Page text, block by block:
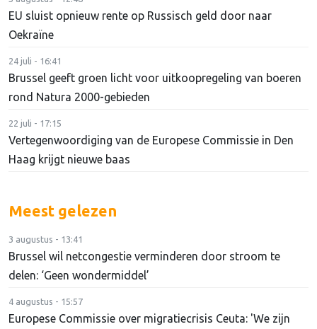
EU sluist opnieuw rente op Russisch geld door naar
Oekraïne
24 juli - 16:41
Brussel geeft groen licht voor uitkoopregeling van boeren
rond Natura 2000-gebieden
22 juli - 17:15
Vertegenwoordiging van de Europese Commissie in Den
Haag krijgt nieuwe baas
Meest gelezen
3 augustus - 13:41
Brussel wil netcongestie verminderen door stroom te
delen: ‘Geen wondermiddel’
4 augustus - 15:57
Europese Commissie over migratiecrisis Ceuta: 'We zijn